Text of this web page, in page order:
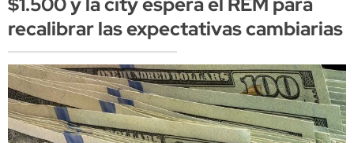
recalibrar las expectativas cambiarias